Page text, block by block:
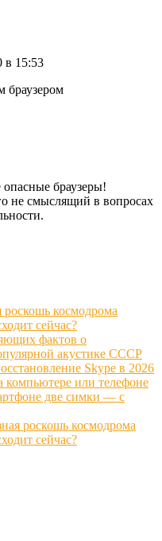
в 15:53
браузером
браузеры!
не смыслящий в вопросах
роскошь космодрома
сейчас?
фактов о
акустике СССР
Skype в 2026
компьютере или телефоне
две симки — с
роскошь космодрома
сейчас?